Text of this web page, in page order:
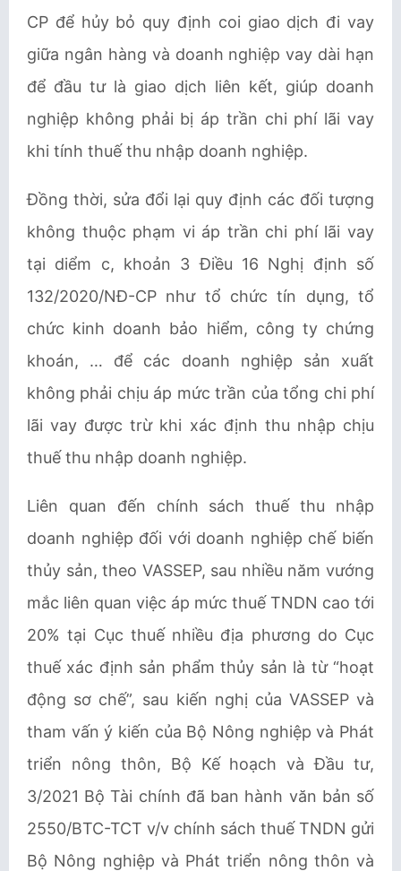
CP để hủy bỏ quy định coi giao dịch đi vay
giữa ngân hàng và doanh nghiệp vay dài hạn
để đầu tư là giao dịch liên kết, giúp doanh
nghiệp không phải bị áp trần chi phí lãi vay
khi tính thuế thu nhập doanh nghiệp.
Đồng thời, sửa đổi lại quy định các đối tượng
không thuộc phạm vi áp trần chi phí lãi vay
tại diểm c, khoản 3 Điều 16 Nghị định số
132/2020/NĐ-CP như tổ chức tín dụng, tổ
chức kinh doanh bảo hiểm, công ty chứng
khoán, … để các doanh nghiệp sản xuất
không phải chịu áp mức trần của tổng chi phí
lãi vay được trừ khi xác định thu nhập chịu
thuế thu nhập doanh nghiệp.
Liên quan đến chính sách thuế thu nhập
doanh nghiệp đối với doanh nghiệp chế biến
thủy sản, theo VASSEP, sau nhiều năm vướng
mắc liên quan việc áp mức thuế TNDN cao tới
20% tại Cục thuế nhiều địa phương do Cục
thuế xác định sản phẩm thủy sản là từ “hoạt
động sơ chế”, sau kiến nghị của VASSEPvà
tham vấn ý kiến của Bộ Nông nghiệp và Phát
triển nông thôn, Bộ Kế hoạch và Đầu tư,
3/2021 Bộ Tài chính đã ban hành văn bản số
2550/BTC-TCT v/v chính sách thuế TNDN gửi
Bộ Nông nghiệp và Phát triển nông thôn và